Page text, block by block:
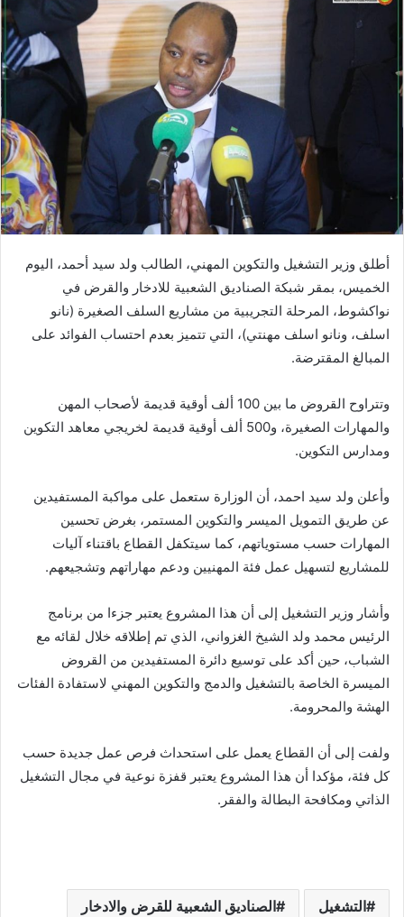
أطلق وزير التشغيل والتكوين المهني، الطالب ولد سيد أحمد، اليوم
الخميس، بمقر شبكة الصناديق الشعبية للادخار والقرض في
نواكشوط، المرحلة التجريبية من مشاريع السلف الصغيرة (نانو
اسلف، ونانو اسلف مهنتي)، التي تتميز بعدم احتساب الفوائد على
المبالغ المقترضة.
وتتراوح القروض ما بين 100 ألف أوقية قديمة لأصحاب المهن
والمهارات الصغيرة، و500 ألف أوقية قديمة لخريجي معاهد التكوين
ومدارس التكوين.
وأعلن ولد سيد احمد، أن الوزارة ستعمل على مواكبة المستفيدين
عن طريق التمويل الميسر والتكوين المستمر، بغرض تحسين
المهارات حسب مستوياتهم، كما سيتكفل القطاع باقتناء آليات
للمشاريع لتسهيل عمل فئة المهنيين ودعم مهاراتهم وتشجيعهم.
وأشار وزير التشغيل إلى أن هذا المشروع يعتبر جزءا من برنامج
الرئيس محمد ولد الشيخ الغزواني، الذي تم إطلاقه خلال لقائه مع
الشباب، حين أكد على توسيع دائرة المستفيدين من القروض
الميسرة الخاصة بالتشغيل والدمج والتكوين المهني لاستفادة الفئات
الهشة والمحرومة.
ولفت إلى أن القطاع يعمل على استحداث فرص عمل جديدة حسب
كل فئة، مؤكدا أن هذا المشروع يعتبر قفزة نوعية في مجال التشغيل
الذاتي ومكافحة البطالة والفقر.
التشغيل الصناديق الشعبية للقرض والادخار